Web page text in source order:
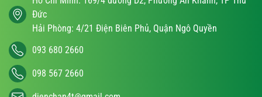
Đức
Hải Phòng: 4/21 Điện Biên Phủ, Quận Ngô Quyền
093 680 2660
098 567 2660